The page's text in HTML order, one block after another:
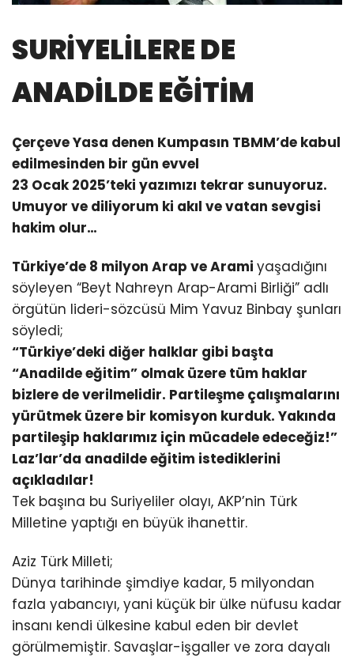
SURİYELİLERE DE
ANADİLDE EĞİTİM
Çerçeve Yasa denen Kumpasın TBMM’de kabul
edilmesinden bir gün evvel
23 Ocak 2025’teki yazımızı tekrar sunuyoruz.
Umuyor ve diliyorum ki akıl ve vatan sevgisi
hakim olur…
Türkiye’de 8 milyon Arap ve Arami yaşadığını
söyleyen “Beyt Nahreyn Arap-Arami Birliği” adlı
örgütün lideri-sözcüsü Mim Yavuz Binbay şunları
söyledi;
“Türkiye’deki diğer halklar gibi başta
“Anadilde eğitim” olmak üzere tüm haklar
bizlere de verilmelidir. Partileşme çalışmalarını
yürütmek üzere bir komisyon kurduk. Yakında
partileşip haklarımız için mücadele edeceğiz!”
Laz’lar’da anadilde eğitim istediklerini
açıkladılar!
Tek başına bu Suriyeliler olayı, AKP’nin Türk
Milletine yaptığı en büyük ihanettir.
Aziz Türk Milleti;
Dünya tarihinde şimdiye kadar, 5 milyondan
fazla yabancıyı, yani küçük bir ülke nüfusu kadar
insanı kendi ülkesine kabul eden bir devlet
görülmemiştir. Savaşlar-işgaller ve zora dayalı